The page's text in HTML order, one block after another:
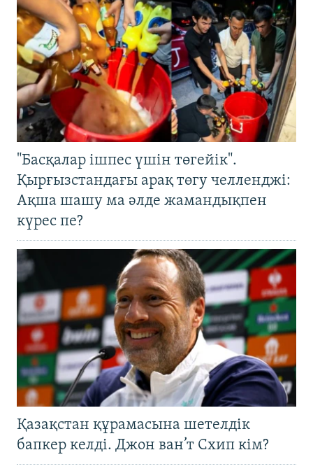
"Басқалар ішпес үшін төгейік".
Қырғызстандағы арақ төгу челленджі:
Ақша шашу ма әлде жамандықпен
күрес пе?
Қазақстан құрамасына шетелдік
бапкер келді. Джон ван’т Схип кім?